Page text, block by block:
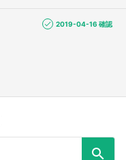
2019-04-16 確認